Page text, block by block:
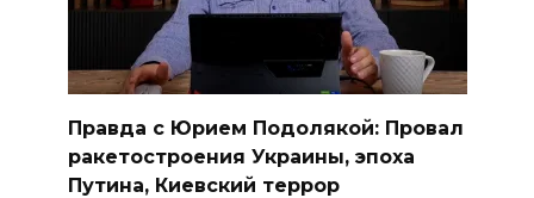
Правда с Юрием Подолякой: Провал
ракетостроения Украины, эпоха
Путина, Киевский террор